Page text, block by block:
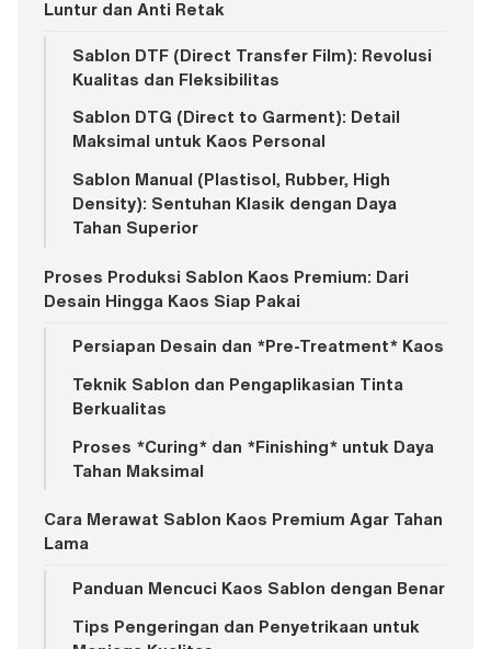
Luntur dan Anti Retak
Sablon DTF (Direct Transfer Film): Revolusi
Kualitas dan Fleksibilitas
Sablon DTG (Direct to Garment): Detail
Maksimal untuk Kaos Personal
Sablon Manual (Plastisol, Rubber, High
Density): Sentuhan Klasik dengan Daya
Tahan Superior
Proses Produksi Sablon Kaos Premium: Dari
Desain Hingga Kaos Siap Pakai
Persiapan Desain dan *Pre-Treatment* Kaos
Teknik Sablon dan Pengaplikasian Tinta
Berkualitas
Proses *Curing* dan *Finishing* untuk Daya
Tahan Maksimal
Cara Merawat Sablon Kaos Premium Agar Tahan
Lama
Panduan Mencuci Kaos Sablon dengan Benar
Tips Pengeringan dan Penyetrikaan untuk